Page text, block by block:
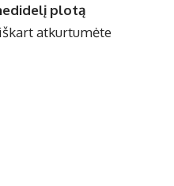
plotą
atkurtumėte